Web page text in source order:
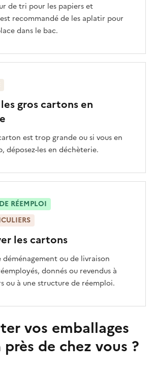
de tri pour les papiers et
recommandé de les aplatir pour
dans le bac.
gros cartons en
est trop grande ou si vous en
déposez-les en déchèterie.
les cartons
déménagement ou de livraison
donnés ou revendus à
ou à une structure de réemploi.
RÉEMPLOI
vos emballages
de chez vous ?